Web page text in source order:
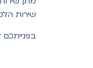
שירות
בפנייתכם